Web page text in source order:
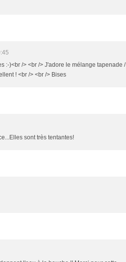
:-)<br /> <br /> J'adore le mélange tapenade /
! <br /> <br /> Bises
sont très tentantes!